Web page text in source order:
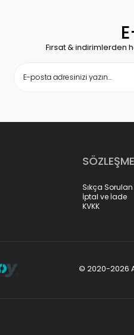
Fırsat & indirimlerden
Sıkça
İptal ve İade
KVKK
© 2020-2026